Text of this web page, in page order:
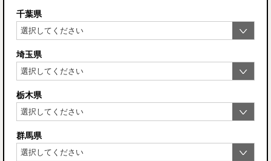
千葉県
埼玉県
栃木県
群馬県